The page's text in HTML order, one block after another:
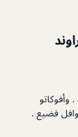
وأفوكاتو
فضيع .